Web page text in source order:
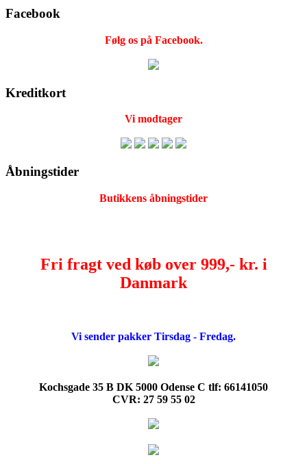
Facebook
Følg os på Facebook.
Kreditkort
Vi modtager
Åbningstider
Butikkens åbningstider
Fri fragt ved køb over 999,- kr. i
Danmark
Vi sender pakker Tirsdag - Fredag.
Kochsgade 35 B DK 5000 Odense C tlf: 66141050
CVR: 27 59 55 02